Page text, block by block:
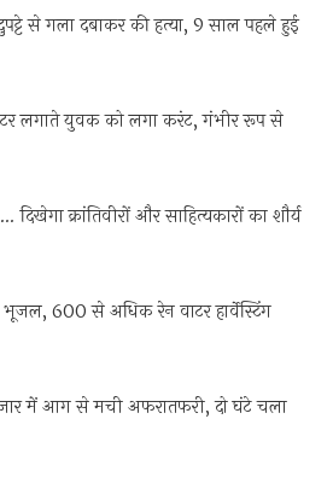
दुपट्टे से गला दबाकर की हत्या, 9 साल पहले हुई
लगाते युवक को लगा करंट, गंभीर रूप से
क्रांतिवीरों और साहित्यकारों का शौर्य
भूजल, 600 से अधिक रेन वाटर हार्वेस्टिंग
में आग से मची अफरातफरी, दो घंटे चला